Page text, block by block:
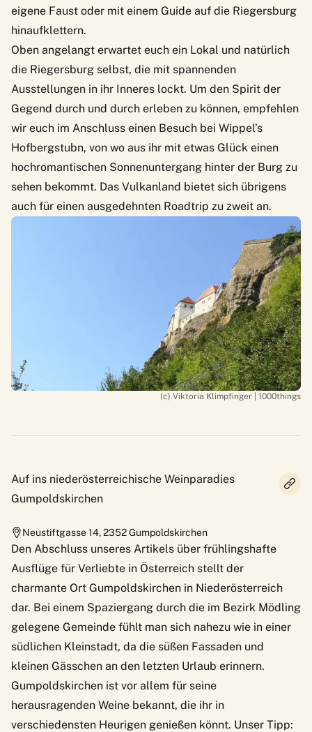
eigene Faust oder mit einem Guide auf die Riegersburg
hinaufklettern.
Oben angelangt erwartet euch ein Lokal und natürlich
die Riegersburg selbst, die mit spannenden
Ausstellungen in ihr Inneres lockt. Um den Spirit der
Gegend durch und durch erleben zu können, empfehlen
wir euch im Anschluss einen Besuch bei Wippel’s
Hofbergstubn, von wo aus ihr mit etwas Glück einen
hochromantischen Sonnenuntergang hinter der Burg zu
sehen bekommt. Das Vulkanland bietet sich übrigens
auch für einen ausgedehnten Roadtrip zu zweit an.
(c) Viktoria Klimpfinger | 1000things
Auf ins niederösterreichische Weinparadies
Gumpoldskirchen
Neustiftgasse 14,2352Gumpoldskirchen
Den Abschluss unseres Artikels über frühlingshafte
Ausflüge für Verliebte in Österreich stellt der
charmante Ort Gumpoldskirchen in Niederösterreich
dar. Bei einem Spaziergang durch die im Bezirk Mödling
gelegene Gemeinde fühlt man sich nahezu wie in einer
südlichen Kleinstadt, da die süßen Fassaden und
kleinen Gässchen an den letzten Urlaub erinnern.
Gumpoldskirchen ist vor allem für seine
herausragenden Weine bekannt, die ihr in
verschiedensten Heurigen genießen könnt. Unser Tipp: